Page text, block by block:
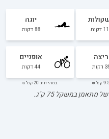
דקות
יוגה
88 דקות
ריצה
דקות
אופניים
44דקות
במהירות: 20 קמ"ש
של מתאמן במשקל75ק"ג.